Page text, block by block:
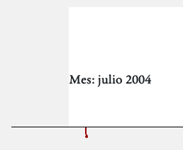
Mes: julio 2004